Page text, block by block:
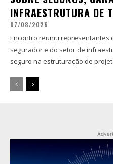
INFRAESTRUTURA DE
07/08/2026
Encontro reuniu representantes
segurador e do setor de